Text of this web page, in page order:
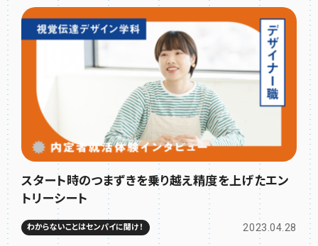
スタート時のつまずきを乗り越え精度を上げたエン
トリーシート
わからないことはセンパイに聞け！ 2023.04.28